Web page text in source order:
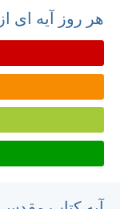
هر روز آیه ای